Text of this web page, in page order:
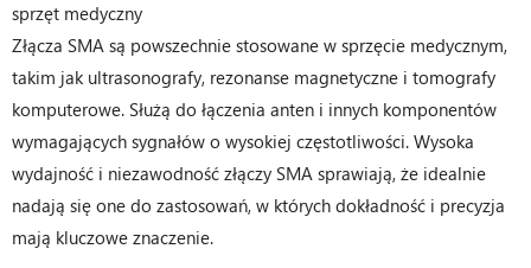
sprzęt medyczny
Złącza SMA są powszechnie stosowane w sprzęcie medycznym,
takim jak ultrasonografy, rezonanse magnetyczne i tomografy
komputerowe. Służą do łączenia anten i innych komponentów
wymagających sygnałów o wysokiej częstotliwości. Wysoka
wydajność i niezawodność złączy SMA sprawiają, że idealnie
nadają się one do zastosowań, w których dokładność i precyzja
mają kluczowe znaczenie.